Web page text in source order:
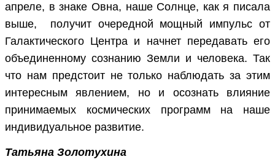
апреле, в знаке Овна, наше Солнце, как я писала
выше, получит очередной мощный импульс от
Галактического Центра и начнет передавать его
объединенному сознанию Земли и человека. Так
что нам предстоит не только наблюдать за этим
интересным явлением, но и осознать влияние
принимаемых космических программ на наше
индивидуальное развитие.
Татьяна Золотухина